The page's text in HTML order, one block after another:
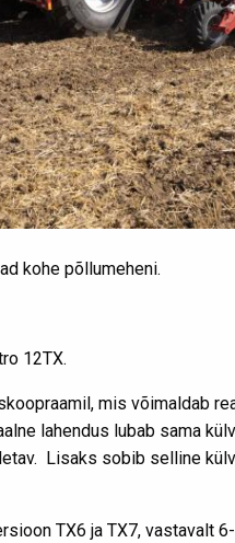
kohe põllumeheni.
12TX.
mis võimaldab
lahendus lubab sama
Lisaks sobib selline
TX6 ja TX7, vastavalt